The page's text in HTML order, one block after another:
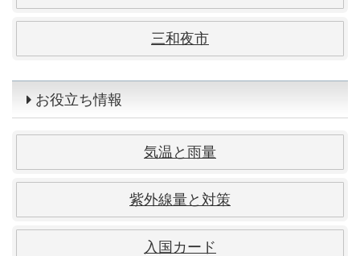
三和夜市
お役立ち情報
気温と雨量
紫外線量と対策
入国カード